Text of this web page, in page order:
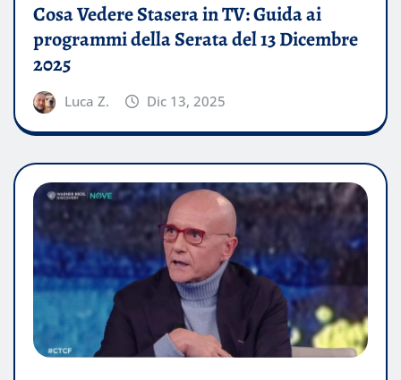
Cosa Vedere Stasera in TV: Guida ai
programmi della Serata del 13 Dicembre
2025
Luca Z. Dic 13, 2025